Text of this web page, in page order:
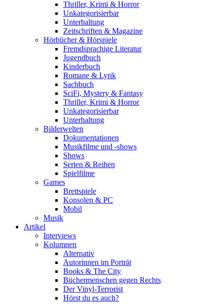
Thriller, Krimi & Horror
Unkategorisierbar
Unterhaltung
Zeitschriften & Magazine
Hörbücher & Hörspiele
Fremdsprachige Literatur
Jugendbuch
Kinderbuch
Romane & Lyrik
Sachbuch
SciFi, Mystery & Fantasy
Thriller, Krimi & Horror
Unkategorisierbar
Unterhaltung
Bilderwelten
Dokumentationen
Musikfilme und -shows
Shows
Serien & Reihen
Spielfilme
Games
Brettspiele
Konsolen & PC
Mobil
Musik
Artikel
Interviews
Kolumnen
Alternativ
Autorinnen im Porträt
Books & The City
Büchermenschen gegen Rechts
Der Vinyl-Terrorist
Hörst du es auch?